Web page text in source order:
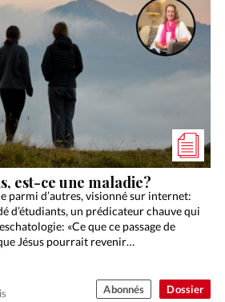
Dossier
est-ce une maladie?
parmi d’autres, visionné sur internet:
d’étudiants, un prédicateur chauve qui
«Ce que ce passage de
Jésus pourrait revenir…
Abonnés